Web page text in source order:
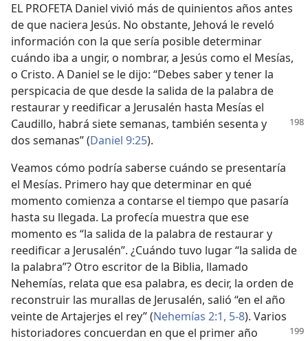
EL PROFETA Daniel vivió más de quinientos años antes
de que naciera Jesús. No obstante, Jehová le reveló
información con la que sería posible determinar
cuándo iba a ungir, o nombrar, a Jesús como el Mesías,
o Cristo. A Daniel se le dijo: “Debes saber y tener la
perspicacia de que desde la salida de la palabra de
restaurar y reedificar a Jerusalén hasta Mesías el
Caudillo, habrá siete semanas, también sesenta y
dos semanas” (Daniel 9:25).
Veamos cómo podría saberse cuándo se presentaría
el Mesías. Primero hay que determinar en qué
momento comienza a contarse el tiempo que pasaría
hasta su llegada. La profecía muestra que ese
momento es “la salida de la palabra de restaurar y
reedificar a Jerusalén”. ¿Cuándo tuvo lugar “la salida de
la palabra”? Otro escritor de la Biblia, llamado
Nehemías, relata que esa palabra, es decir, la orden de
reconstruir las murallas de Jerusalén, salió “en el año
veinte de Artajerjes el rey” (Nehemías 2:1, 5-8). Varios
historiadores concuerdan en que el primer año